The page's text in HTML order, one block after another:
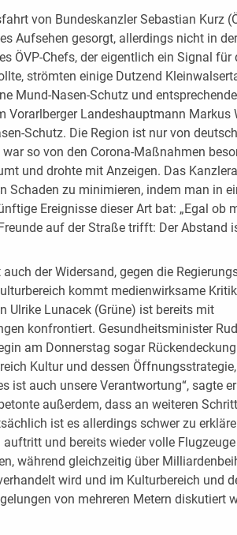
von Bundeskanzler Sebastian Kurz
Aufsehen gesorgt, allerdings nicht in
ÖVP-Chefs, der eigentlich ein Signal
strömten einige Dutzend
Mund-Nasen-Schutz und
Vorarlberger Landeshauptmann Markus
Schutz. Die Region ist nur von
so von den Corona-Maßnahmen
und drohte mit Anzeigen. Das
Schaden zu minimieren, indem man in
Ereignisse dieser Art bat: „Egal ob
auf der Straße trifft: Der Abstand
der Widersand, gegen die
kommt medienwirksame
Ulrike Lunacek (Grüne) ist bereits mit
konfrontiert. Gesundheitsminister
am Donnerstag sogar
Kultur und dessen
ist auch unsere Verantwortung“, sagte
außerdem, dass an weiteren
ist es allerdings schwer zu
auftritt und bereits wieder volle
während gleichzeitig über
wird und im Kulturbereich und
von mehreren Metern diskutiert